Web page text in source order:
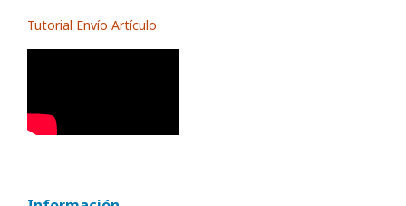
Tutorial Envío Artículo